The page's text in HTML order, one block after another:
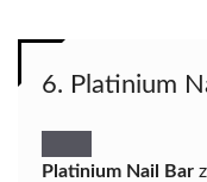
6. Platinium
Platinium Nail Bar